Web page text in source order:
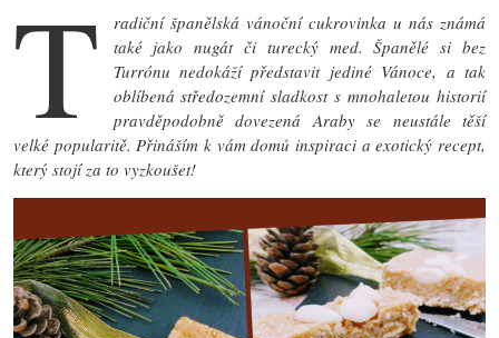
T
radiční španělská vánoční cukrovinka u nás známá
také jako nugát či turecký med. Španělé si bez
Turrónu nedokáží představit jediné Vánoce, a tak
oblíbená středozemní sladkost s mnohaletou historií
pravděpodobně dovezená Araby se neustále těší
velké popularitě. Přináším k vám domů inspiraci a exotický recept,
který stojí za to vyzkoušet!